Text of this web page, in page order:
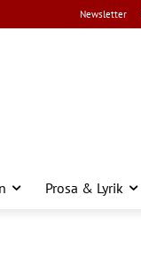
Newsletter
Prosa & Lyrik